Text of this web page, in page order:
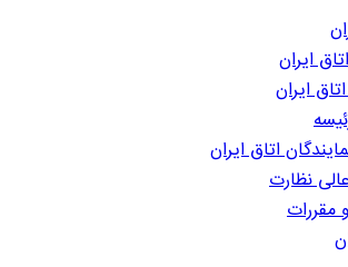
ایران
ایران
اتاق ایران
نظارت
مقررات